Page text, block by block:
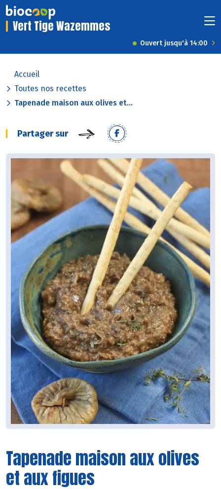
Vert Tige Wazemmes
Ouvert jusqu'à 14:00
Accueil
Toutes nos recettes
Tapenade maison aux olives et...
Partager sur
Tapenade maison aux olives
et aux figues